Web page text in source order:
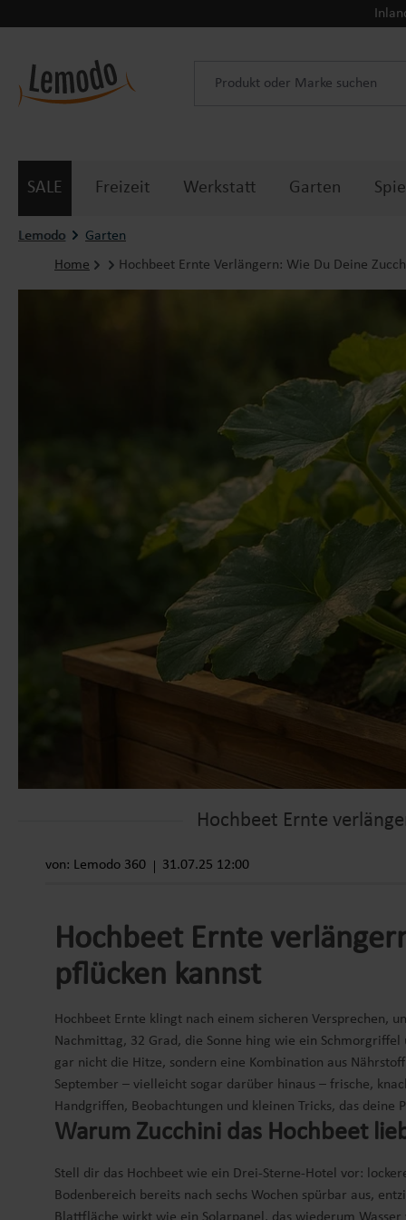
SALE Freizeit Werkstatt Garten
Lemodo
Garten
Home
Hochbeet Ernte Verlängern: Wie Du Deine
Hochbeet Ernte
von: Lemodo 360 31.07.25 12:00
Hochbeet Ernte
pflücken kannst
Hochbeet Ernte klingt nach einem sicheren Versprechen,
Nachmittag, 32 Grad, die Sonne hing wie ein
gar nicht die Hitze, sondern eine Kombination aus
September – vielleicht sogar darüber hinaus – frische,
Handgriffen, Beobachtungen und kleinen Tricks, das
Warum Zucchini das Hochbeet
Stell dir das Hochbeet wie ein Drei-Sterne-Hotel vor:
Bodenbereich bereits nach sechs Wochen spürbar aus,